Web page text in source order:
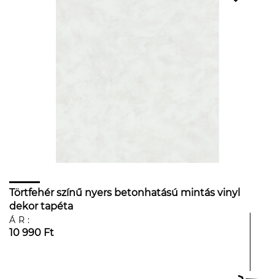
Törtfehér színű nyers betonhatású mintás vinyl
dekor tapéta
ÁR:
10 990 Ft